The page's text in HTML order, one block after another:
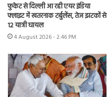
फुकेट से दिल्ली आ रही एयर इंडिया
फ्लाइट में खतरनाक टर्बुलेंस, तेज झटकों से
12 यात्री घायल
4 August 2026 - 2:46 PM